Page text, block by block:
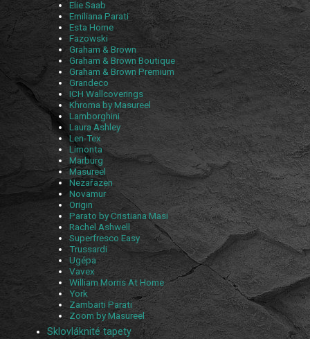
Elie Saab
Emiliana Parati
Esta Home
Fazowski
Graham & Brown
Graham & Brown Boutique
Graham & Brown Premium
Grandeco
ICH Wallcoverings
Khroma by Masureel
Lamborghini
Laura Ashley
Len-Tex
Limonta
Marburg
Masureel
Nezařazen
Novamur
Origin
Parato by Cristiana Masi
Rachel Ashwell
Superfresco Easy
Trussardi
Ugépa
Vavex
William Morris At Home
York
Zambaiti Parati
Zoom by Masureel
Sklovláknité tapety